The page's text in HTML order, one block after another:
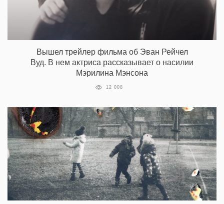
Вышел трейлер фильма об Эван Рейчел
Вуд. В нем актриса рассказывает о насилии
Мэрилина Мэнсона
12 008